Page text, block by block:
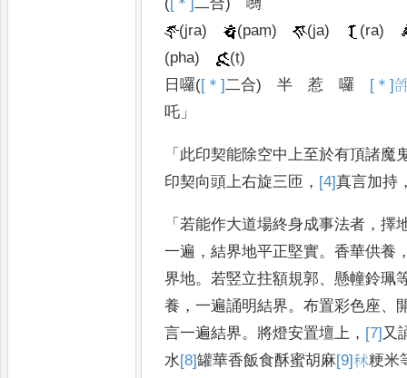
( [＊]二合)嚩
(jra)
(paṃ) (ja)
(ra)
(pha)
(ṭ)
日囉([＊]二合)半 惹 囉 [＊]
吒 」
「 此印契能除空中上至於有頂諸魔
印契向頭上右旋三匝 ， [4]真言加持
「若能作大道場終身成事法者 ，擇
一遍 ，結界地平正堅實。香華供養
界地。若竪立拄額規郭、懸幢鈴珮
養 ，一遍誦明結界。布置彩色座、
言一遍結界。 將燈安置壇上 ， [7] 又
水[8]罐華香飯食酥蜜胡麻[9]秫粳米